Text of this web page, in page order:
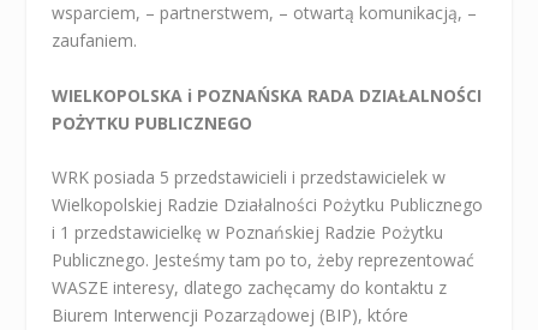
wsparciem, – partnerstwem, – otwartą komunikacją, –
zaufaniem.
WIELKOPOLSKA i POZNAŃSKA RADA DZIAŁALNOŚCI
POŻYTKU PUBLICZNEGO
WRK posiada 5 przedstawicieli i przedstawicielek w
Wielkopolskiej Radzie Działalności Pożytku Publicznego
i 1 przedstawicielkę w Poznańskiej Radzie Pożytku
Publicznego. Jesteśmy tam po to, żeby reprezentować
WASZE interesy, dlatego zachęcamy do kontaktu z
Biurem Interwencji Pozarządowej (BIP), które